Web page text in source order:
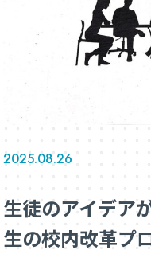
2025.08.26
生徒のアイデア
生の校内改革プ